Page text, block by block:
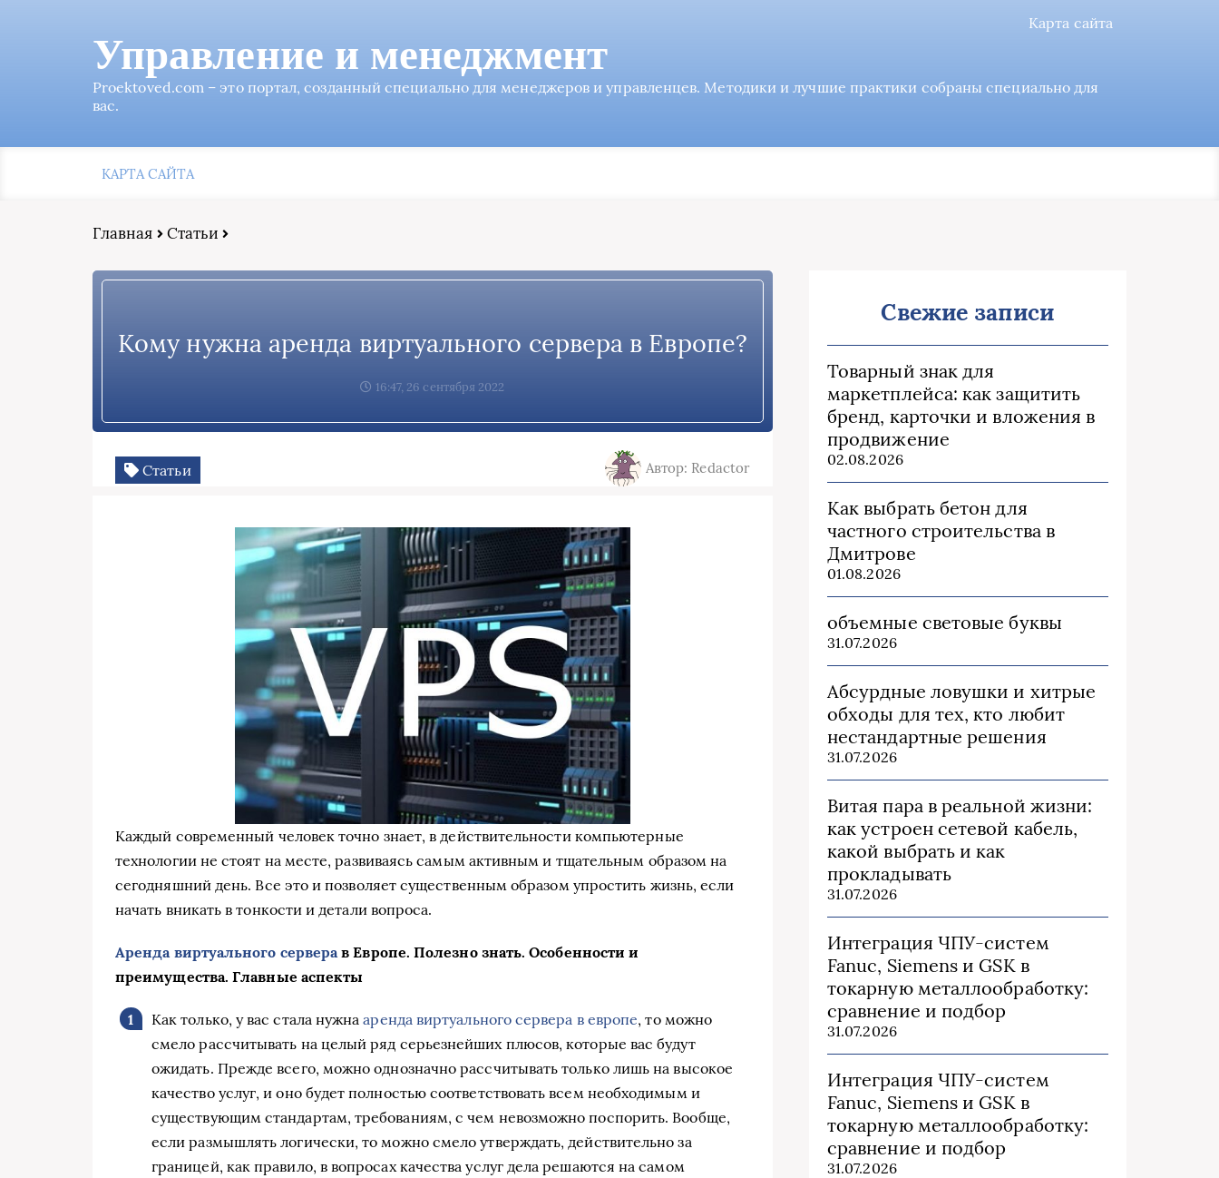
Карта сайта
Управление и менеджмент
Proektoved.com – это портал, созданный специально для менеджеров и управленцев. Методики и лучшие практики собраны специально для
вас.
КАРТА САЙТА
Главная Статьи
Кому нужна аренда виртуального сервера в Европе?
16:47, 26 сентября 2022
Статьи Автор: Redactor
Каждый современный человек точно знает, в действительности компьютерные
технологии не стоят на месте, развиваясь самым активным и тщательным образом на
сегодняшний день. Все это и позволяет существенным образом упростить жизнь, если
начать вникать в тонкости и детали вопроса.
Аренда виртуального сервера в Европе. Полезно знать. Особенности и
преимущества. Главные аспекты
Как только, у вас стала нужнааренда виртуального сервера в европе, то можно
смело рассчитывать на целый ряд серьезнейших плюсов, которые вас будут
ожидать. Прежде всего, можно однозначно рассчитывать только лишь на высокое
качество услуг, и оно будет полностью соответствовать всем необходимым и
существующим стандартам, требованиям, с чем невозможно поспорить. Вообще,
если размышлять логически, то можно смело утверждать, действительно за
границей, как правило, в вопросах качества услуг дела решаются на самом
Свежие записи
Товарный знак для
маркетплейса: как защитить
бренд, карточки и вложения в
продвижение
02.08.2026
Как выбрать бетон для
частного строительства в
Дмитрове
01.08.2026
объемные световые буквы
31.07.2026
Абсурдные ловушки и хитрые
обходы для тех, кто любит
нестандартные решения
31.07.2026
Витая пара в реальной жизни:
как устроен сетевой кабель,
какой выбрать и как
прокладывать
31.07.2026
Интеграция ЧПУ-систем
Fanuc, Siemens и GSK в
токарную металлообработку:
сравнение и подбор
31.07.2026
Интеграция ЧПУ-систем
Fanuc, Siemens и GSK в
токарную металлообработку:
сравнение и подбор
31.07.2026